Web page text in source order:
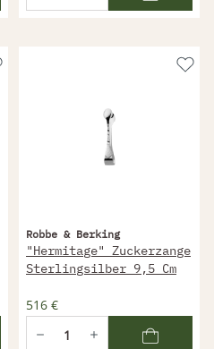
Robbe & Berking
"Hermitage" Zuckerzange
Sterlingsilber 9,5 Cm
516 €